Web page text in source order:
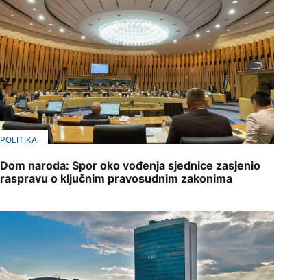
POLITIKA
Dom naroda: Spor oko vođenja sjednice zasjenio
raspravu o ključnim pravosudnim zakonima